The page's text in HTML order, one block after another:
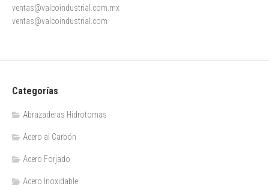
ventas@valcoindustrial.com.mx
ventas@valcoindustrial.com
Categorías
Abrazaderas Hidrotomas
Acero al Carbón
Acero Forjado
Acero Inoxidable